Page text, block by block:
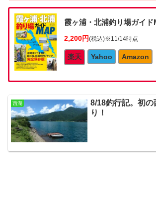
霞ヶ浦・北浦釣り場ガイド
2,200円(税込)※11/14時点
楽天 Yahoo Amazon
西湖
8/18釣行記。初
り！